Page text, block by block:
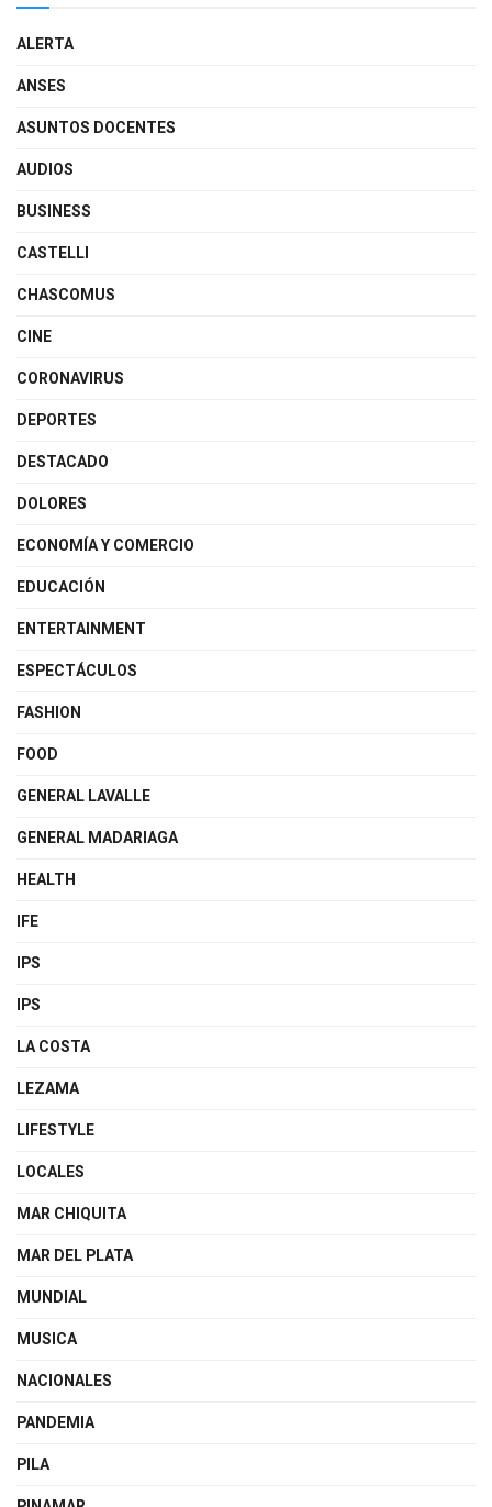
ALERTA
ANSES
ASUNTOS DOCENTES
AUDIOS
BUSINESS
CASTELLI
CHASCOMUS
CINE
CORONAVIRUS
DEPORTES
DESTACADO
DOLORES
ECONOMÍA Y COMERCIO
EDUCACIÓN
ENTERTAINMENT
ESPECTÁCULOS
FASHION
FOOD
GENERAL LAVALLE
GENERAL MADARIAGA
HEALTH
IFE
IPS
IPS
LA COSTA
LEZAMA
LIFESTYLE
LOCALES
MAR CHIQUITA
MAR DEL PLATA
MUNDIAL
MUSICA
NACIONALES
PANDEMIA
PILA